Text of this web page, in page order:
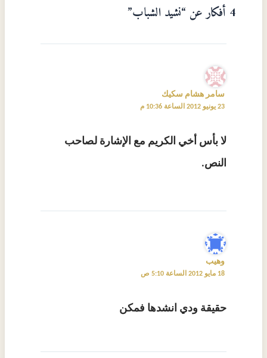
4 أفكار عن “نشيد الشباب”
سامر هشام سكيك
23 يونيو 2012 الساعة 10:36 م
لا بأس أخي الكريم مع الإشارة لصاحب
النص.
وهيب
18 مايو 2012 الساعة 5:10 ص
حقيقة ودي انشدها فمكن